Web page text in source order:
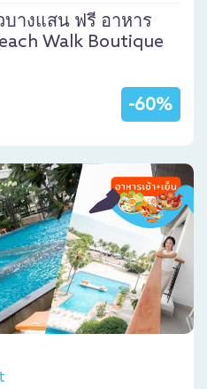
างแสน ฟรี อาหาร
Walk Boutique
-60%